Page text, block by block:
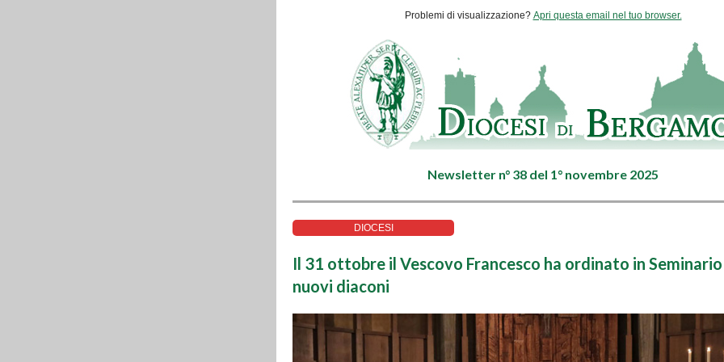
Problemi di visualizzazione? Apri questa email nel tuo browser.
Newsletter n° 38 del 1° novembre 2025
DIOCESI
Il 31 ottobre il Vescovo Francesco ha ordinato in
nuovi diaconi